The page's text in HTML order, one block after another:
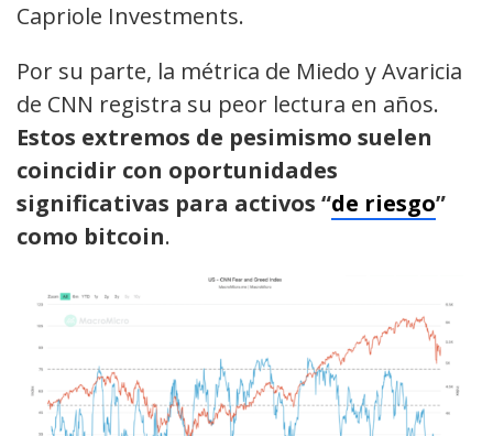
Capriole Investments.
Por su parte, la métrica de Miedo y Avaricia
de CNN registra su peor lectura en años.
Estos extremos de pesimismo suelen
coincidir con oportunidades
significativas para activos “de riesgo”
como bitcoin.